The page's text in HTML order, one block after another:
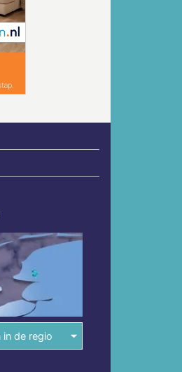
in de regio